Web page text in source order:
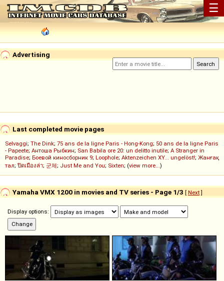
☰
Advertising
Last completed movie pages
Selvaggi; The Dink; 75 ans de la ligne Paris - Hong-Kong; 50 ans de la ligne Paris
- Papeete; Антоша Рыбкин; San Babila ore 20: un delitto inutile; A Stranger in
Paradise; Боевой киносборник 9; Loophole; Aktenzeichen XY... ungelöst!; Жанғақ
тал; ปิดเมืองล่า; 군체; Just Me and You; Sixten; (view more...)
Yamaha VMX 1200 in movies and TV series - Page 1/3 [ Next]
Display options: